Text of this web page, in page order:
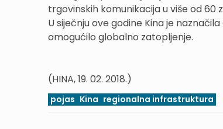
trgovinskih komunikacija u više od 60
U siječnju ove godine Kina je
omogućilo globalno zatopljenje.
(HINA, 19. 02. 2018.)
pojas Kina regionalna infrastruktura